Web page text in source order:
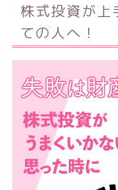
株式投資が上
ての人へ！